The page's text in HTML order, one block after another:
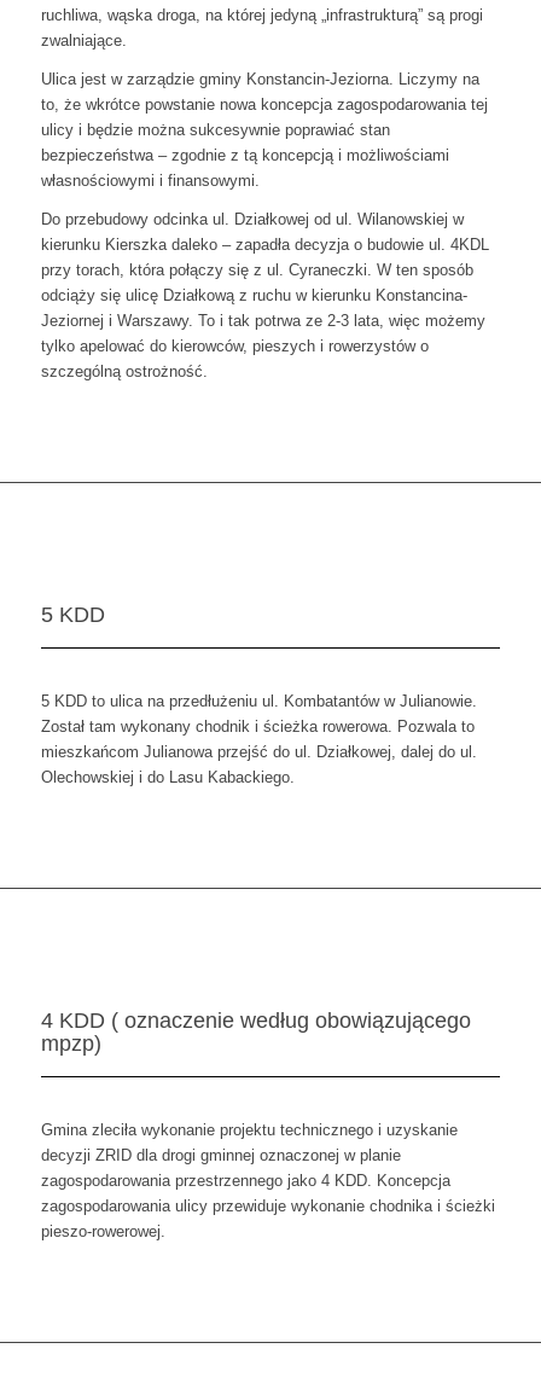
ruchliwa, wąska droga, na której jedyną „infrastrukturą” są progi
zwalniające.
Ulica jest w zarządzie gminy Konstancin-Jeziorna. Liczymy na
to, że wkrótce powstanie nowa koncepcja zagospodarowania tej
ulicy i będzie można sukcesywnie poprawiać stan
bezpieczeństwa – zgodnie z tą koncepcją i możliwościami
własnościowymi i finansowymi.
Do przebudowy odcinka ul. Działkowej od ul. Wilanowskiej w
kierunku Kierszka daleko – zapadła decyzja o budowie ul. 4KDL
przy torach, która połączy się z ul. Cyraneczki. W ten sposób
odciąży się ulicę Działkową z ruchu w kierunku Konstancina-
Jeziornej i Warszawy. To i tak potrwa ze 2-3 lata, więc możemy
tylko apelować do kierowców, pieszych i rowerzystów o
szczególną ostrożność.
5 KDD
5 KDD to ulica na przedłużeniu ul. Kombatantów w Julianowie.
Został tam wykonany chodnik i ścieżka rowerowa. Pozwala to
mieszkańcom Julianowa przejść do ul. Działkowej, dalej do ul.
Olechowskiej i do Lasu Kabackiego.
4 KDD ( oznaczenie według obowiązującego
mpzp)
Gmina zleciła wykonanie projektu technicznego i uzyskanie
decyzji ZRID dla drogi gminnej oznaczonej w planie
zagospodarowania przestrzennego jako 4 KDD. Koncepcja
zagospodarowania ulicy przewiduje wykonanie chodnika i ścieżki
pieszo-rowerowej.